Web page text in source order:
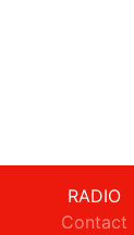
RADIO
Contact